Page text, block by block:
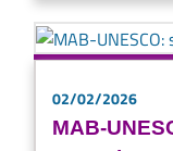
02/02/2026
MAB-